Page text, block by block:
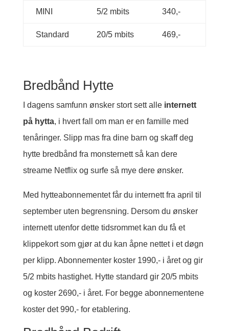
MINI 5/2 mbits 340,-
Standard 20/5 mbits 469,-
Bredbånd Hytte
I dagens samfunn ønsker stort sett alle internett
på hytta, i hvert fall om man er en famille med
tenåringer. Slipp mas fra dine barn og skaff deg
hytte bredbånd fra monsternett så kan dere
streame Netflix og surfe så mye dere ønsker.
Med hytteabonnementet får du internett fra april til
september uten begrensning. Dersom du ønsker
internett utenfor dette tidsrommet kan du få et
klippekort som gjør at du kan åpne nettet i et døgn
per klipp. Abonnementer koster 1990,- i året og gir
5/2 mbits hastighet. Hytte standard gir 20/5 mbits
og koster 2690,- i året. For begge abonnementene
koster det 990,- for etablering.